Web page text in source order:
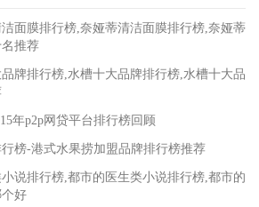
面膜排行榜,奈娅蒂清洁面膜排行榜,奈娅蒂
推荐
牌排行榜,水槽十大品牌排行榜,水槽十大品
年p2p网贷平台排行榜回顾
榜-港式水果捞加盟品牌排行榜推荐
说排行榜,都市的医生类小说排行榜,都市的
好